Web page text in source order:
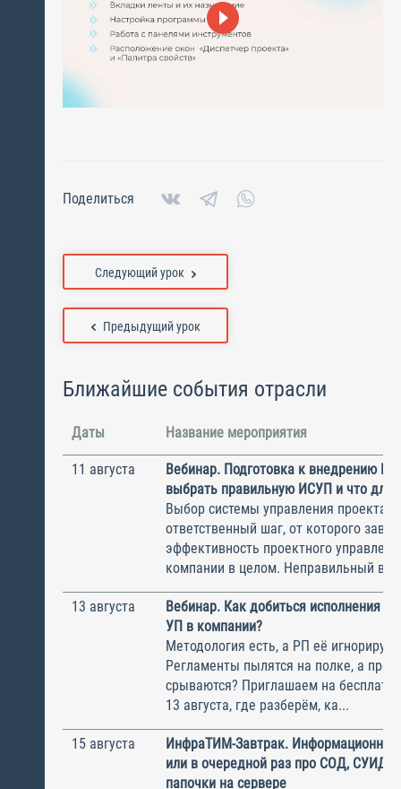
Поделиться
Предыдущий урок
Следующий урок
Ближайшие события отрасли
Даты Название мероприятия
11 августа
Вебинар. Подготовка к внедрению
выбрать правильную ИСУП и что для
Выбор системы управления
ответственный шаг, от которого
эффективность проектного
компании в целом. Неправильный
13 августа
Вебинар. Как добиться исполнения
УП в компании?
Методология есть, а РП её
Регламенты пылятся на полке, а
срываются? Приглашаем на
13 августа, где разберём, ка...
15 августа
ИнфраТИМ-Завтрак.
или в очередной раз про СОД, СУИД и
папочки на сервере